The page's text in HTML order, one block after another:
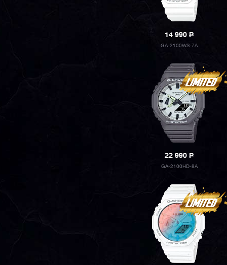
14 990P
GA-2100WS-7A
22 990P
GA-2100HD-8A